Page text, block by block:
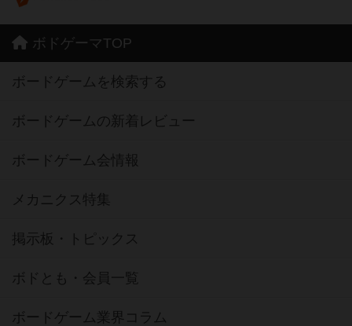
ボドゲーマTOP
ボードゲームを検索する
ボードゲームの新着レビュー
ボードゲーム会情報
メカニクス特集
掲示板・トピックス
ボドとも・会員一覧
ボードゲーム業界コラム